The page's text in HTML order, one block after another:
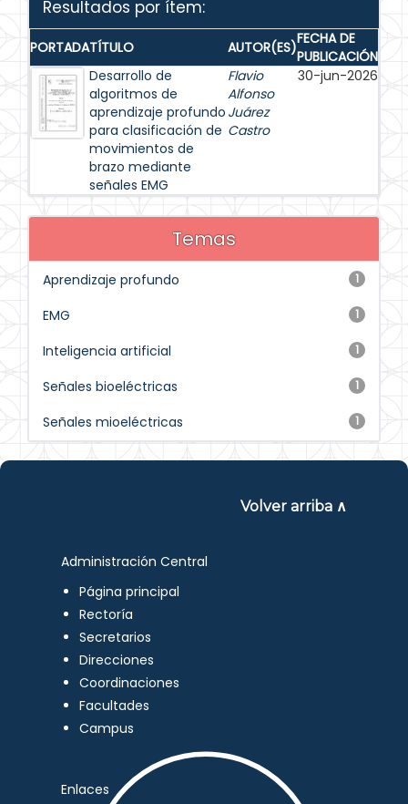
Resultados por ítem:
PORTADATÍTULO AUTOR(ES)FECHA DE
PUBLICACIÓN
Desarrollo de
algoritmos de
aprendizaje profundo
para clasificación de
movimientos de
brazo mediante
señales EMG
Flavio
Alfonso
Juárez
Castro
30-jun-2026
Temas
1
Aprendizaje profundo
1
EMG
1
Inteligencia artificial
1
Señales bioeléctricas
1
Señales mioeléctricas
Volver arriba ∧
Administración Central
Página principal
Rectoría
Secretarios
Direcciones
Coordinaciones
Facultades
Campus
Enlaces